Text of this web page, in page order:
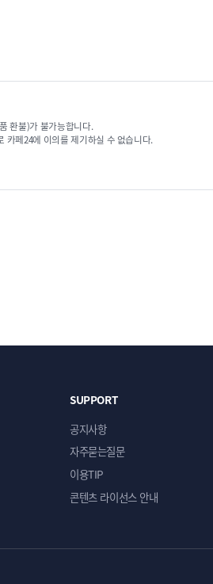
환불)가 불가능합니다.
카페24에 이의를 제기하실 수 없습니다.
SUPPORT
공지사항
자주묻는질문
이용TIP
콘텐츠 라이선스 안내